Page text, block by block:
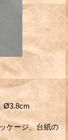
Ø3.8cm
ケージ、台紙の